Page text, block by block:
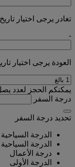
تغادر يرجى اختيار
-
العودة يرجى اختيار
يمكنكم الحجز لعدد
درجة السفر
تحديد درجة السفر
الدرجة السياحية
الدرجة
درجة الأعمال
الدرجة الأولى